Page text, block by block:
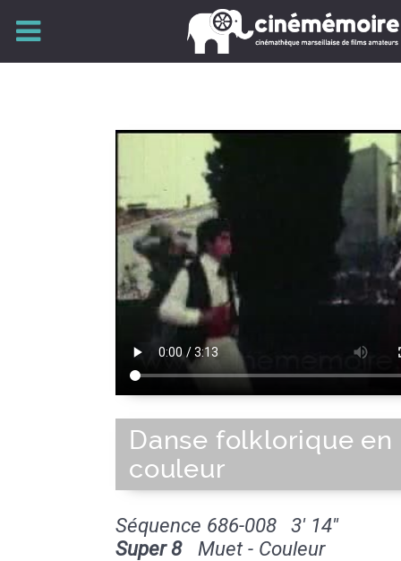
Danse folklorique en
couleur
Séquence 686-008
3' 14''
Super 8Muet - Couleur